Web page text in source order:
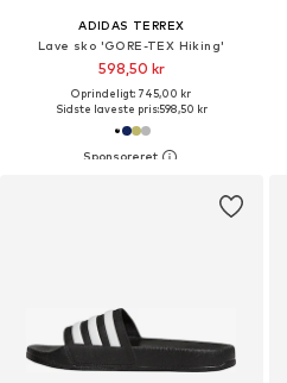
ADIDAS TERREX
Lave sko 'GORE-TEX Hiking'
598,50 kr
Oprindeligt: 745,00 kr
Sidste laveste pris:598,50 kr